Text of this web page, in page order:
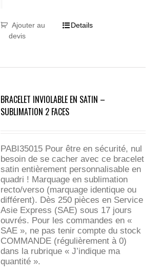
Ajouter au
devis
Details
BRACELET INVIOLABLE EN SATIN –
SUBLIMATION 2 FACES
PABI35015 Pour être en sécurité, nul
besoin de se cacher avec ce bracelet
satin entièrement personnalisable en
quadri ! Marquage en sublimation
recto/verso (marquage identique ou
différent). Dès 250 pièces en Service
Asie Express (SAE) sous 17 jours
ouvrés. Pour les commandes en «
SAE », ne pas tenir compte du stock
COMMANDE (régulièrement à 0)
dans la rubrique « J’indique ma
quantité ».